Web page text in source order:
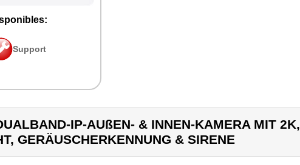
Support
IP-AUßEN- & INNEN-KAMERA MIT 2K,
GERÄUSCHERKENNUNG & SIRENE